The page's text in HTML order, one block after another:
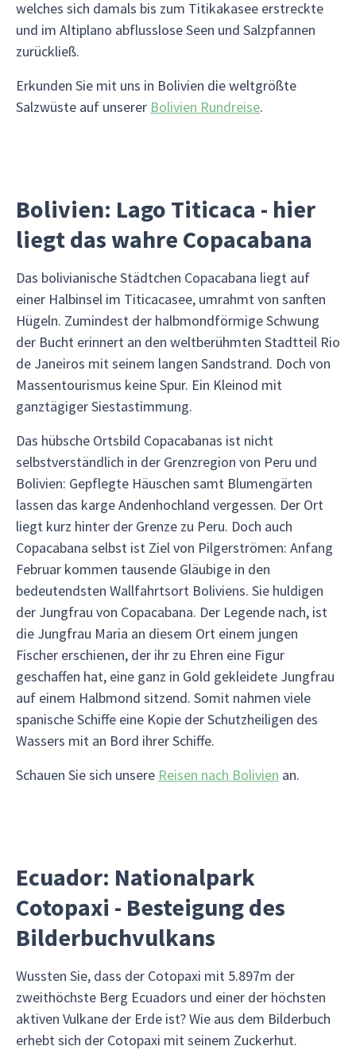
welches sich damals bis zum Titikakasee erstreckte
und im Altiplano abflusslose Seen und Salzpfannen
zurückließ.
Erkunden Sie mit uns in Bolivien die weltgrößte
Salzwüste auf unserer Bolivien Rundreise.
Bolivien: Lago Titicaca - hier
liegt das wahre Copacabana
Das bolivianische Städtchen Copacabana liegt auf
einer Halbinsel im Titicacasee, umrahmt von sanften
Hügeln. Zumindest der halbmondförmige Schwung
der Bucht erinnert an den weltberühmten Stadtteil Rio
de Janeiros mit seinem langen Sandstrand. Doch von
Massentourismus keine Spur. Ein Kleinod mit
ganztägiger Siestastimmung.
Das hübsche Ortsbild Copacabanas ist nicht
selbstverständlich in der Grenzregion von Peru und
Bolivien: Gepflegte Häuschen samt Blumengärten
lassen das karge Andenhochland vergessen. Der Ort
liegt kurz hinter der Grenze zu Peru. Doch auch
Copacabana selbst ist Ziel von Pilgerströmen: Anfang
Februar kommen tausende Gläubige in den
bedeutendsten Wallfahrtsort Boliviens. Sie huldigen
der Jungfrau von Copacabana. Der Legende nach, ist
die Jungfrau Maria an diesem Ort einem jungen
Fischer erschienen, der ihr zu Ehren eine Figur
geschaffen hat, eine ganz in Gold gekleidete Jungfrau
auf einem Halbmond sitzend. Somit nahmen viele
spanische Schiffe eine Kopie der Schutzheiligen des
Wassers mit an Bord ihrer Schiffe.
Schauen Sie sich unsere Reisen nach Bolivien an.
Ecuador: Nationalpark
Cotopaxi - Besteigung des
Bilderbuchvulkans
Wussten Sie, dass der Cotopaxi mit 5.897m der
zweithöchste Berg Ecuadors und einer der höchsten
aktiven Vulkane der Erde ist? Wie aus dem Bilderbuch
erhebt sich der Cotopaxi mit seinem Zuckerhut.